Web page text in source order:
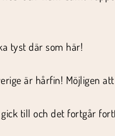
tyst där som här!
är hårfin! Möjligen
till och det fortgår